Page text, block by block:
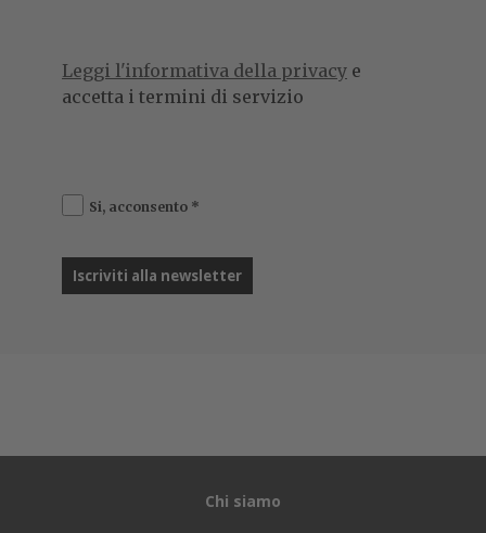
Leggi l'informativa della privacy e
accetta i termini di servizio
Si, acconsento *
Chi siamo